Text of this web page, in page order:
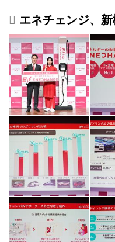
エネチェンジ、